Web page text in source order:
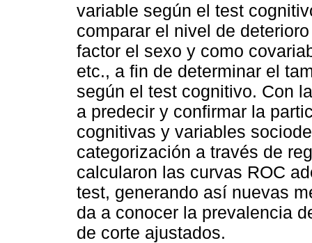
variable según el test
comparar el nivel de
factor el sexo y como
etc., a fin de determinar el
según el test cognitivo. Con
a predecir y confirmar la
cognitivas y variables
categorización a través de
calcularon las curvas ROC
test, generando así nuevas
da a conocer la prevalencia
de corte ajustados.